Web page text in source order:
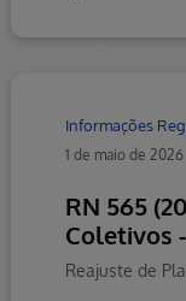
Informações
1 de maio de 2026
RN 565
Coletivos
Reajuste de